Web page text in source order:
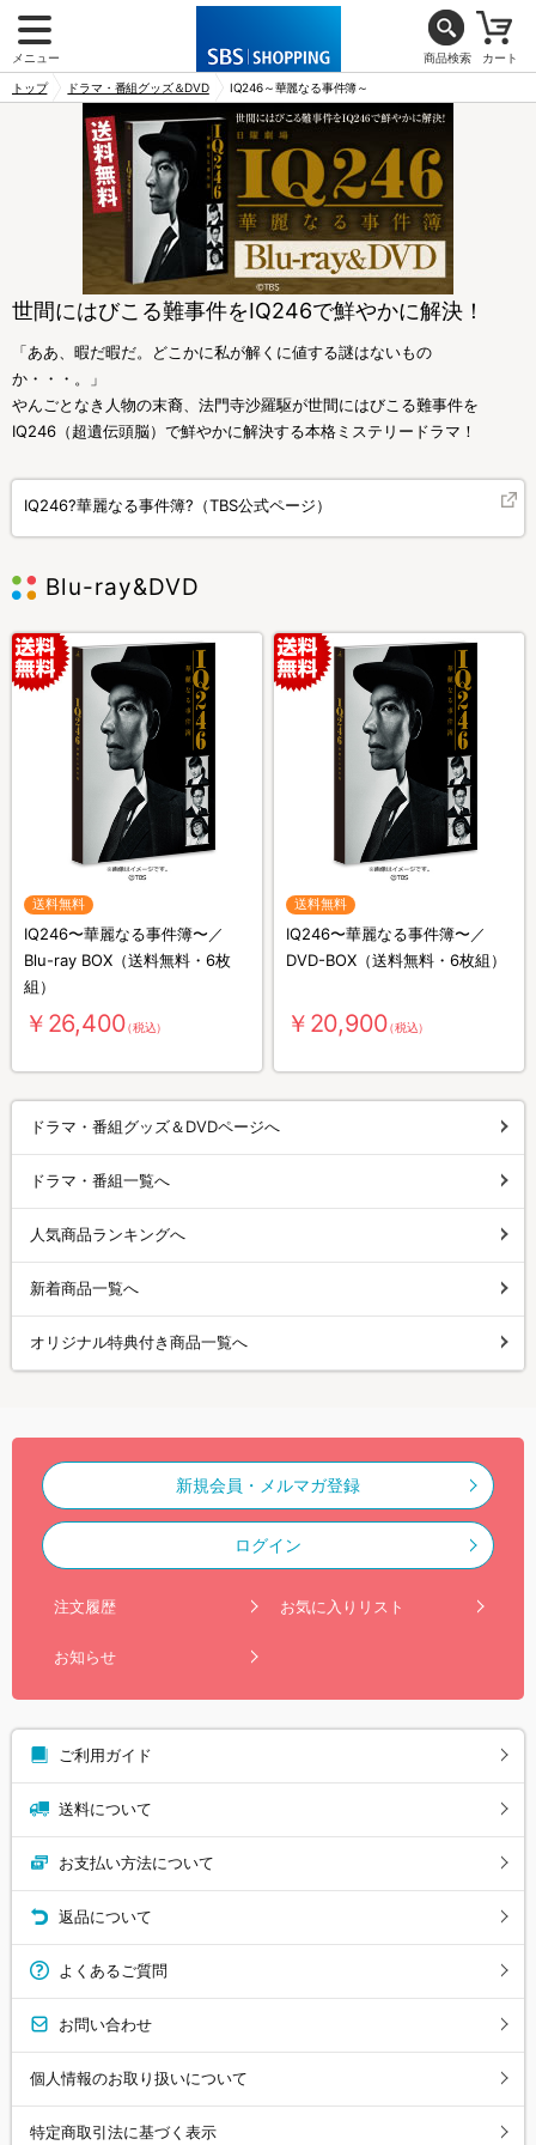
メニュー 商品検索 カート
トップ ドラマ・番組グッズ＆DVD IQ246～華麗なる事件簿～
世間にはびこる難事件をIQ246で鮮やかに解決！
「ああ、暇だ暇だ。どこかに私が解くに値する謎はないもの
か・・・。」
やんごとなき人物の末裔、法門寺沙羅駆が世間にはびこる難事件を
IQ246（超遺伝頭脳）で鮮やかに解決する本格ミステリードラマ！
IQ246?華麗なる事件簿?（TBS公式ページ）
Blu-ray&DVD
送料無料
IQ246〜華麗なる事件簿〜／
Blu-ray BOX（送料無料・6枚
組）
￥26,400（税込）
送料無料
IQ246〜華麗なる事件簿〜／
DVD-BOX（送料無料・6枚組）
￥20,900（税込）
ドラマ・番組グッズ＆DVDページへ
ドラマ・番組一覧へ
人気商品ランキングへ
新着商品一覧へ
オリジナル特典付き商品一覧へ
新規会員・メルマガ登録
ログイン
注文履歴 お気に入りリスト
お知らせ
ご利用ガイド
送料について
お支払い方法について
返品について
よくあるご質問
お問い合わせ
個人情報のお取り扱いについて
特定商取引法に基づく表示